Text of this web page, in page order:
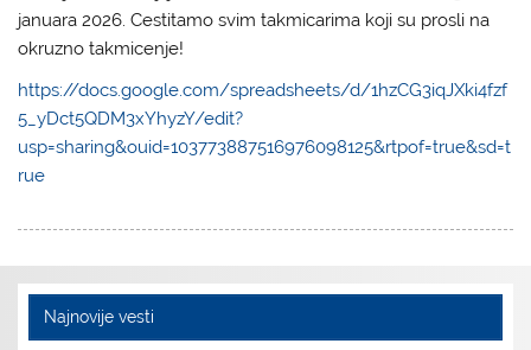
januara 2026. Cestitamo svim takmicarima koji su prosli na
okruzno takmicenje!
https://docs.google.com/spreadsheets/d/1hzCG3iqJXki4fzf
5_yDct5QDM3xYhyzY/edit?
usp=sharing&ouid=103773887516976098125&rtpof=true&sd=t
rue
Najnovije vesti